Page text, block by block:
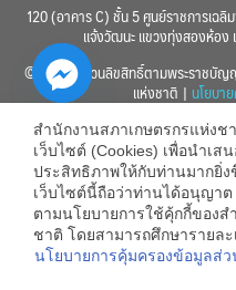
120 (อาคาร C) ชั้น 5 ศูนย์ราชการเฉ
แจ้งวัฒนะ แขวงทุ่งสองห้อง
© 2560 สงวนลิขสิทธิ์ตามพระราชบัญ
แห่งชาติ | นโยบา
สำนักงานสภาเกษตรกรแห่งช
เว็บไซต์ (Cookies) เพื่อนำเส
ประสิทธิภาพให้กับท่านมากยิ่ง
เว็บไซต์นี้ถือว่าท่านได้อนุญา
ตามนโยบายการใช้คุ้กกี้ของส
ชาติ โดยสามารถศึกษารายละ
นโยบายการคุ้มครองข้อมูลส่
Hide
chaty